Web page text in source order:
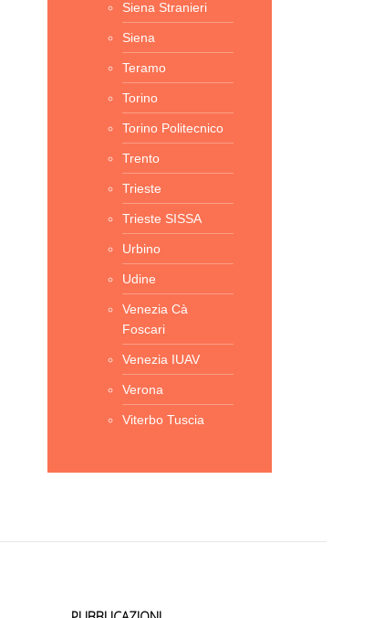
Siena Stranieri
Siena
Teramo
Torino
Torino Politecnico
Trento
Trieste
Trieste SISSA
Urbino
Udine
Venezia Cà
Foscari
Venezia IUAV
Verona
Viterbo Tuscia